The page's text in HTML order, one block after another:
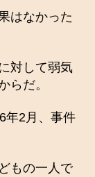
はなかった
対して弱気
らだ。
年2月、事件
もの一人で